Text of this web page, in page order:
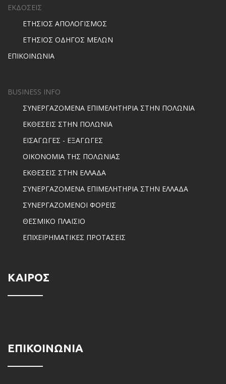
ΕΚΔΟΣΕΙΣ
ΕΤΗΣΙΟΣ ΑΠΟΛΟΓΙΣΜΟΣ
ΕΤΗΣΙΟΣ ΟΔΗΓΟΣ ΜΕΛΩΝ
ΕΠΙΚΟΙΝΩΝΙΑ
BUSINESS INFO
ΣΥΝΕΡΓΑΖΟΜΕΝΑ ΕΠΙΜΕΛΗΤΗΡΙΑ ΣΤΗΝ ΠΟΛΩΝΙΑ
ΕΚΘΕΣΕΙΣ ΣΤΗΝ ΠΟΛΩΝΙΑ
ΕΙΣΑΓΩΓΕΣ - ΕΞΑΓΩΓΕΣ
ΟΙΚΟΝΟΜΙΑ ΤΗΣ ΠΟΛΩΝΙΑΣ
ΕΚΘΕΣΕΙΣ ΣΤΗΝ ΕΛΛΑΔΑ
ΣΥΝΕΡΓΑΖΟΜΕΝΑ ΕΠΙΜΕΛΗΤΗΡΙΑ ΣΤΗΝ ΕΛΛΑΔΑ
ΣΥΝΕΡΓΑΖΟΜΕΝΟΙ ΦΟΡΕΙΣ
ΘΕΣΜΙΚΟ ΠΛΑΙΣΙΟ
ΕΠΙΧΕΙΡΗΜΑΤΙΚΕΣ ΠΡΟΤΑΣΕΙΣ
ΚΑΙΡΟΣ
ΕΠΙΚΟΙΝΩΝΙΑ